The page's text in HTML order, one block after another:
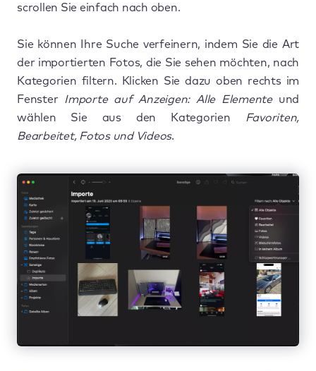
scrollen Sie einfach nach oben.
Sie können Ihre Suche verfeinern, indem Sie die Art
der importierten Fotos, die Sie sehen möchten, nach
Kategorien filtern. Klicken Sie dazu oben rechts im
Fenster
Importe auf Anzeigen: Alle Elementeund
wählen Sie aus den Kategorien
Favoriten,
Bearbeitet, Fotos und Videos.